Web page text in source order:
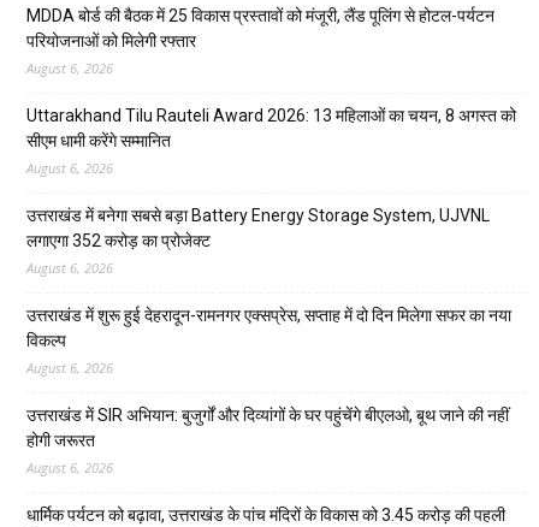
MDDA बोर्ड की बैठक में 25 विकास प्रस्तावों को मंजूरी, लैंड पूलिंग से होटल-पर्यटन
परियोजनाओं को मिलेगी रफ्तार
August 6, 2026
Uttarakhand Tilu Rauteli Award 2026: 13 महिलाओं का चयन, 8 अगस्त को
सीएम धामी करेंगे सम्मानित
August 6, 2026
उत्तराखंड में बनेगा सबसे बड़ा Battery Energy Storage System, UJVNL
लगाएगा 352 करोड़ का प्रोजेक्ट
August 6, 2026
उत्तराखंड में शुरू हुई देहरादून-रामनगर एक्सप्रेस, सप्ताह में दो दिन मिलेगा सफर का नया
विकल्प
August 6, 2026
उत्तराखंड में SIR अभियान: बुजुर्गों और दिव्यांगों के घर पहुंचेंगे बीएलओ, बूथ जाने की नहीं
होगी जरूरत
August 6, 2026
धार्मिक पर्यटन को बढ़ावा, उत्तराखंड के पांच मंदिरों के विकास को 3.45 करोड़ की पहली